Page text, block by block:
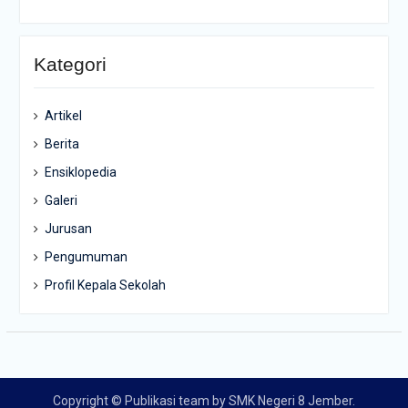
Kategori
Artikel
Berita
Ensiklopedia
Galeri
Jurusan
Pengumuman
Profil Kepala Sekolah
Copyright © Publikasi team by SMK Negeri 8 Jember.